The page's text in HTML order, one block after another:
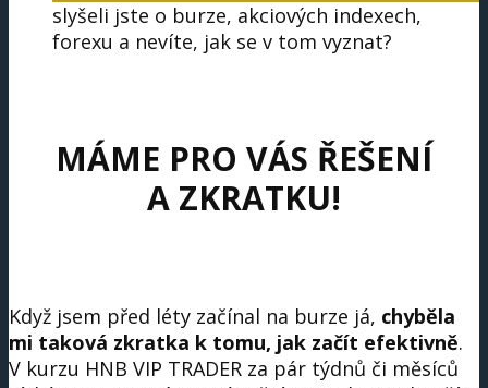
slyšeli jste o burze, akciových indexech,
forexu a nevíte, jak se v tom vyznat?
MÁME PRO VÁS ŘEŠENÍ
A ZKRATKU!
Když jsem před léty začínal na burze já, chyběla
mi taková zkratka k tomu, jak začít efektivně.
V kurzu HNB VIP TRADER za pár týdnů či měsíců